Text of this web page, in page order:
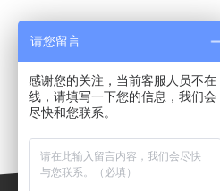
请您留言
感谢您的关注，当前客服人员不在
线，请填写一下您的信息，我们会
尽快和您联系。